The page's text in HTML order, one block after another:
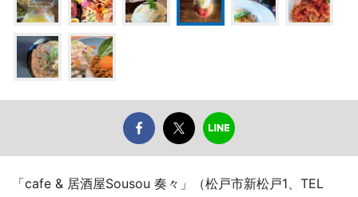
「cafe & 居酒屋Sousou 奏々」（松戸市新松戸1、TEL